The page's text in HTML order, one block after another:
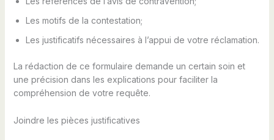
Les motifs de la contestation;
Les justificatifs nécessaires à l’appui de votre réclamation.
La rédaction de ce formulaire demande un certain soin et
une précision dans les explications pour faciliter la
compréhension de votre requête.
Joindre les pièces justificatives